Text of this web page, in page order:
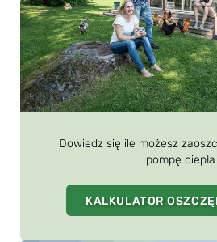
Dowiedz się ile możesz
pompę ciepła
KALKULATOR